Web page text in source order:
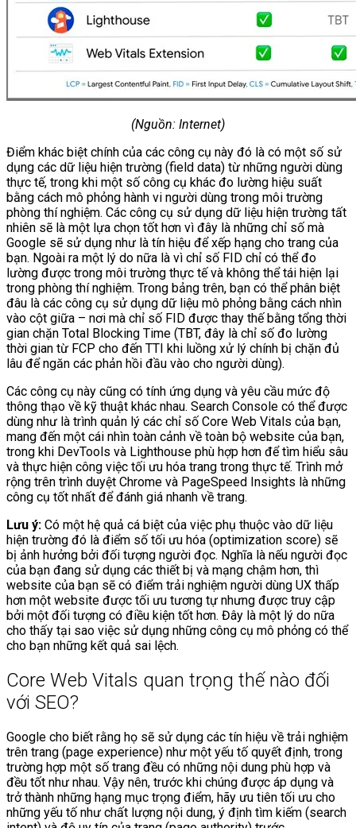
(Nguồn: Internet)
Điểm khác biệt chính của các công cụ này đó là có một số sử
dụng các dữ liệu hiện trường (field data) từ những người dùng
thực tế, trong khi một số công cụ khác đo lường hiệu suất
bằng cách mô phỏng hành vi người dùng trong môi trường
phòng thí nghiệm. Các công cụ sử dụng dữ liệu hiện trường tất
nhiên sẽ là một lựa chọn tốt hơn vì đây là những chỉ số mà
Google sẽ sử dụng như là tín hiệu để xếp hạng cho trang của
bạn. Ngoài ra một lý do nữa là vì chỉ số FID chỉ có thể đo
lường được trong môi trường thực tế và không thể tái hiện lại
trong phòng thí nghiệm. Trong bảng trên, bạn có thể phân biệt
đâu là các công cụ sử dụng dữ liệu mô phỏng bằng cách nhìn
vào cột giữa – nơi mà chỉ số FID được thay thế bằng tổng thời
gian chặn Total Blocking Time (TBT, đây là chỉ số đo lường
thời gian từ FCP cho đến TTI khi luồng xử lý chính bị chặn đủ
lâu để ngăn các phản hồi đầu vào cho người dùng).
Các công cụ này cũng có tính ứng dụng và yêu cầu mức độ
thông thạo về kỹ thuật khác nhau. Search Console có thể được
dùng như là trình quản lý các chỉ số Core Web Vitals của bạn,
mang đến một cái nhìn toàn cảnh về toàn bộ website của bạn,
trong khi DevTools và Lighthouse phù hợp hơn để tìm hiểu sâu
và thực hiện công việc tối ưu hóa trang trong thực tế. Trình mở
rộng trên trình duyệt Chrome và PageSpeed Insights là những
công cụ tốt nhất để đánh giá nhanh về trang.
Lưu ý: Có một hệ quả cá biệt của việc phụ thuộc vào dữ liệu
hiện trường đó là điểm số tối ưu hóa (optimization score) sẽ
bị ảnh hưởng bởi đối tượng người đọc. Nghĩa là nếu người đọc
của bạn đang sử dụng các thiết bị và mạng chậm hơn, thì
website của bạn sẽ có điểm trải nghiệm người dùng UX thấp
hơn một website được tối ưu tương tự nhưng được truy cập
bởi một đối tượng có điều kiện tốt hơn. Đây là một lý do nữa
cho thấy tại sao việc sử dụng những công cụ mô phỏng có thể
cho bạn những kết quả sai lệch.
Core Web Vitals quan trọng thế nào đối
với SEO?
Google cho biết rằng họ sẽ sử dụng các tín hiệu về trải nghiệm
trên trang (page experience) như một yếu tố quyết định, trong
trường hợp một số trang đều có những nội dung phù hợp và
đều tốt như nhau. Vậy nên, trước khi chúng được áp dụng và
trở thành những hạng mục trọng điểm, hãy ưu tiên tối ưu cho
những yếu tố như chất lượng nội dung, ý định tìm kiếm (search